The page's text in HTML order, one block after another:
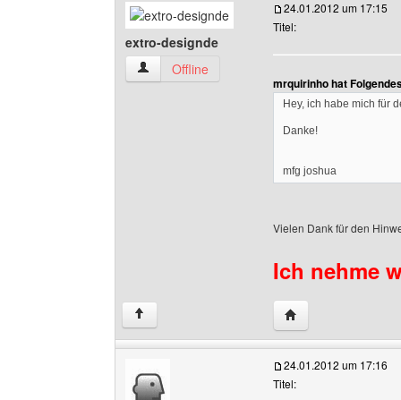
extro-designde
extro-designde Benutzer-Profile anzeigen
Offline
24.01.2012 um 17:15
Titel:
mrquirinho hat
Hey, ich habe mich für
Danke!
mfg joshua
Vielen Dank für den
Ich nehme
↑ Website dieses
24.01.2012 um 17:16
Titel: